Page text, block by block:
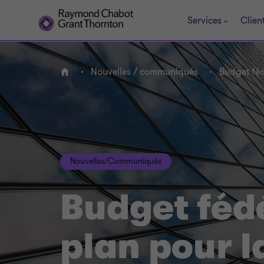
Services
ACCUEILNouvelles / communiqués Budget
Nouvelles/Communiqués
Budget
plan pour